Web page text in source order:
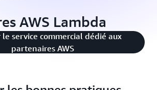
AWS Lambda
service commercial dédié aux
partenaires AWS